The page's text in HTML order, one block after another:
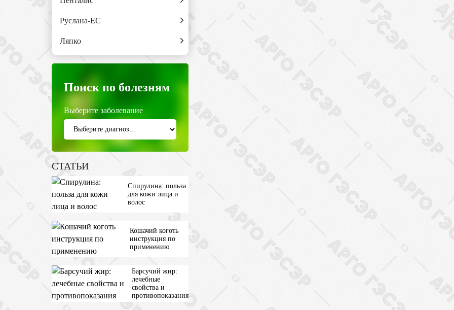
Руслана-ЕС
Ляпко
Поиск по болезням
Выберите заболевание
СТАТЬИ
Спирулина: польза
для кожи лица и
волос
Кошачий коготь
инструкция по
применению
Барсучий жир:
лечебные
свойства и
противопоказания